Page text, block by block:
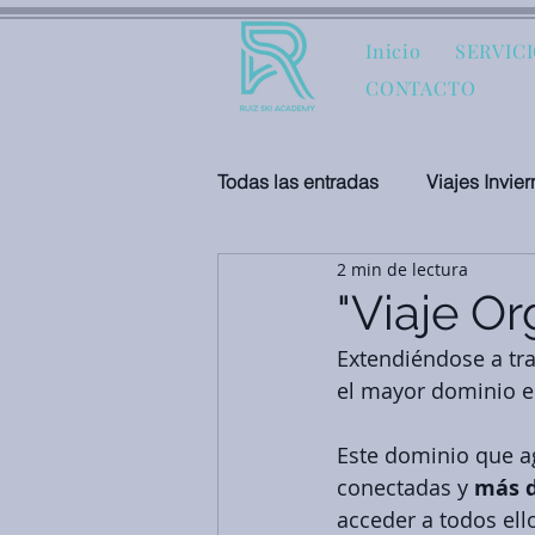
Inicio
CONTACTO
Todas las entradas Viajes
Servicios Privados
"Viaje
2 min de lectura
Extendiéndose a
el mayor dominio
Este dominio que
conectadas y más
acceder a todos